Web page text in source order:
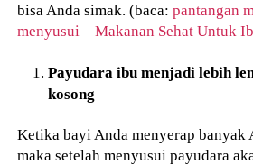
bisa Anda simak. (baca:pantangan
menyusui –Makanan Sehat Untuk
Payudara ibu menjadi lebih
kosong
Ketika bayi Anda menyerap banyak
maka setelah menyusui payudara